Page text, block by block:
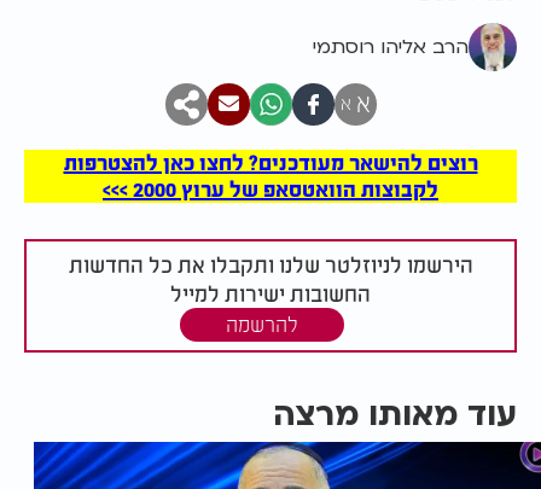
הרב אליהו רוסתמי
א א
רוצים להישאר מעודכנים? לחצו כאן להצטרפות
לקבוצות הוואטסאפ של ערוץ 2000 >>>
הירשמו לניוזלטר שלנו ותקבלו את כל החדשות
החשובות ישירות למייל
להרשמה
עוד מאותו מרצה